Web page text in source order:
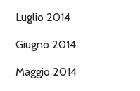
Luglio 2014
Giugno 2014
Maggio 2014